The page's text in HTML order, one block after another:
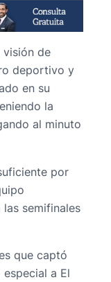
visión de
deportivo y
en su
la
al minuto
por
semifinales
que captó
a El